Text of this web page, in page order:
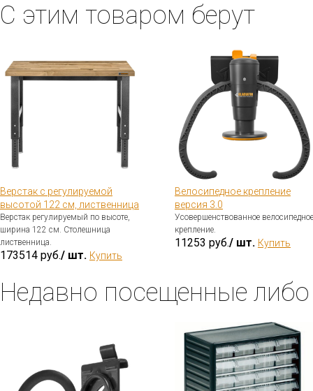
С этим товаром берут
Верстак с регулируемой
высотой 122 см, лиственница
Верстак регулируемый по высоте,
ширина 122 см. Столешница
лиственница.
173514 руб./ шт. Купить
Велосипедное крепление
версия 3.0
Усовершенствованное велосипедное
крепление.
11253 руб./ шт. Купить
Недавно посещенные